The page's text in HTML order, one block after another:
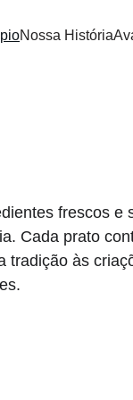
Nossa História
frescos e
Cada prato
às